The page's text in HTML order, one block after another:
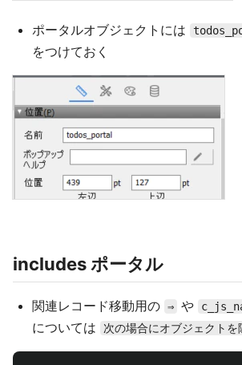
ポータルオブジェクトには
をつけておく
includes ポータル
関連レコード移動用の ⇒ や
については 次の場合にオブジェクトを